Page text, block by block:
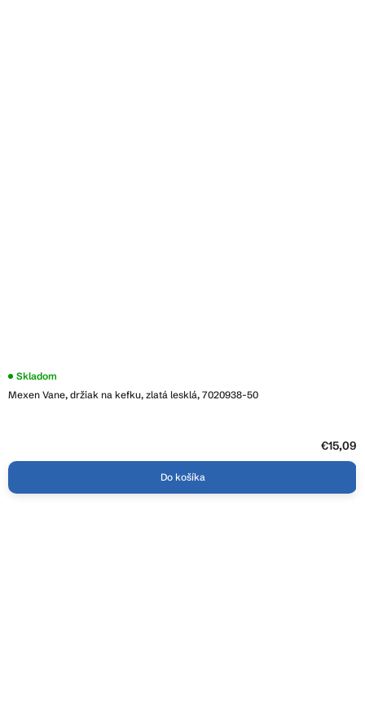
Mexen Vane, držiak na kefku, zlatá lesklá, 7020938-50
Priemerné
produktu
Skladom
€15,09
Do košíka